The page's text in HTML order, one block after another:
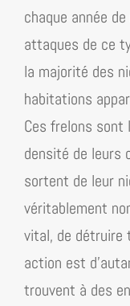
chaque année
attaques de ce
la majorité des
habitations
Ces frelons sont
densité de leurs
sortent de leur
véritablement
vital, de détruire
action est
trouvent à des